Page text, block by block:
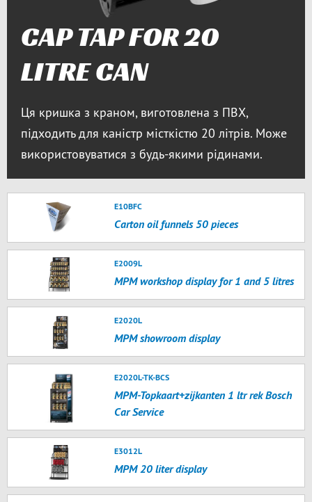
CAP TAP FOR 20
LITRE CAN
Ця кришка з краном, виготовлена з ПВХ,
підходить для каністр місткістю 20 літрів. Може
використовуватися з будь-якими рідинами.
E10BFC
Carton oil funnels 50 pieces
E2009L
MPM workshop display for 1 and 5 litres
E2020L
MPM showroom display
E2020L-TK-BCS
MPM-Topkaart+zijkanten 1 ltr rek Bosch
Car Service
E3012L
MPM 20 liter display